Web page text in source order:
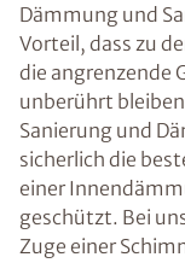
Dämmung und
Vorteil, dass zu
die angrenzende
unberührt
Sanierung und
sicherlich die
einer
geschützt. Bei
Zuge einer